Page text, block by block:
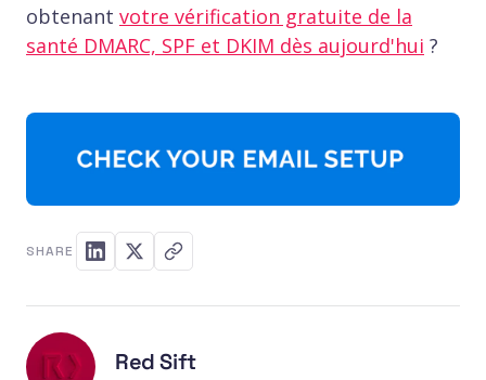
obtenant votre vérification gratuite de la
santé DMARC, SPF et DKIM dès aujourd'hui ?
SHARE
Red Sift